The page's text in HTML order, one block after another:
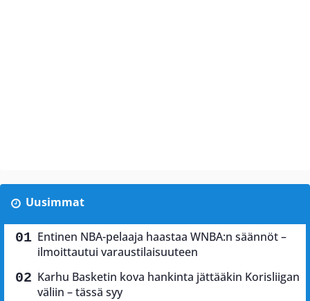
Uusimmat
Entinen NBA-pelaaja haastaa WNBA:n säännöt –
ilmoittautui varaustilaisuuteen
Karhu Basketin kova hankinta jättääkin Korisliigan
väliin – tässä syy